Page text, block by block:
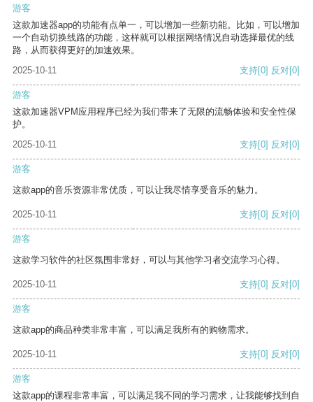
游客
这款加速器app的功能有点单一，可以增加一些新功能。比如，可以增加
一个自动切换线路的功能，这样就可以根据网络情况自动选择最优的线
路，从而获得更好的加速效果。
2025-10-11
支持[0] 反对[0]
游客
这款加速器VPM应用程序已经为我们带来了无限的流畅体验和安全性保
护。
2025-10-11
支持[0] 反对[0]
游客
这款app的音乐资源非常优质，可以让我尽情享受音乐的魅力。
2025-10-11 支持[0] 反对[0]
游客
这款学习软件的社区氛围非常好，可以与其他学习者交流学习心得。
2025-10-11 支持[0] 反对[0]
游客
这款app的商品种类非常丰富，可以满足我所有的购物需求。
2025-10-11 支持[0] 反对[0]
游客
这款app的课程非常丰富，可以满足我不同的学习需求，让我能够找到自